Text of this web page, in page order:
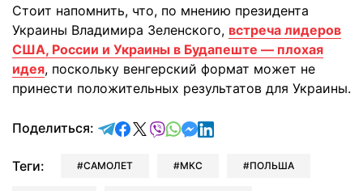
Стоит напомнить, что, по мнению президента
Украины Владимира Зеленского, встреча лидеров
США, России и Украины в Будапеште — плохая
идея, поскольку венгерский формат может не
принести положительных результатов для Украины.
Поделиться: отправить в Telegram
поделиться в Facebook
поделиться в X
отправить в Viber
отправить в Whatsapp
отправить в Messenger
отправить в LinkedIn
Теги: САМОЛЕТ МКС ПОЛЬША